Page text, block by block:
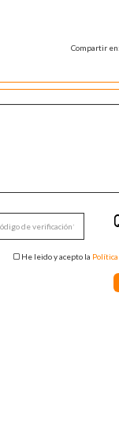
Compartir en:
He leido y acepto la